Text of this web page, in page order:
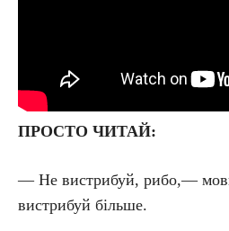
ПРОСТО ЧИТАЙ:
— Не вистрибуй, рибо,—
вистрибуй більше.